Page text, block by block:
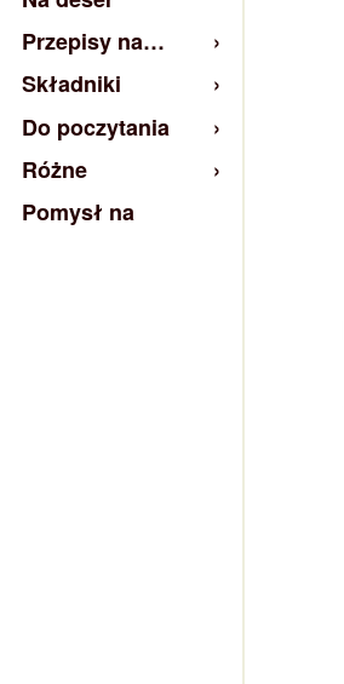
Przepisy na…
Składniki
Do poczytania
Różne
Pomysł na